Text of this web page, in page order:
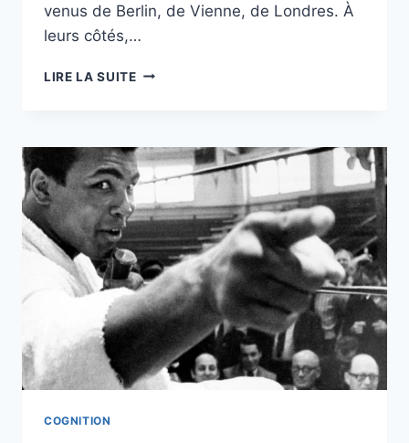
venus de Berlin, de Vienne, de Londres. À
leurs côtés,…
LIRE LA SUITE
COGNITION